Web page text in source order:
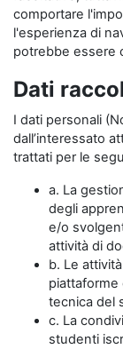
comportare
l'esperienza di
potrebbe essere
Dati
I dati personali
dall’interessato
trattati per le
a. La
degli
e/o
attività di
b. Le
piattaforme
tecnica del
c. La
studenti